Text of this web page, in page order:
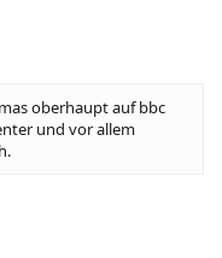
oberhaupt auf bbc
und vor allem